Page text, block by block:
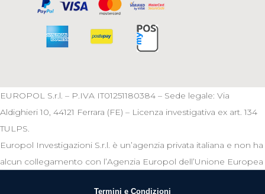
EUROPOL S.r.l. – P.IVA IT01251180384 – Sede legale: Via
Aldighieri 10, 44121 Ferrara (FE) – Licenza investigativa ex art. 134
TULPS.
Europol Investigazioni S.r.l. è un’agenzia privata italiana e non ha
alcun collegamento con l’Agenzia Europol dell’Unione Europea
Termini e Condizioni